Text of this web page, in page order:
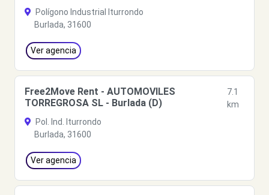
Polígono Industrial Iturrondo
Burlada, 31600
Ver agencia
Free2Move Rent - AUTOMOVILES
TORREGROSA SL - Burlada (D)
7.1
km
Pol. Ind. Iturrondo
Burlada, 31600
Ver agencia